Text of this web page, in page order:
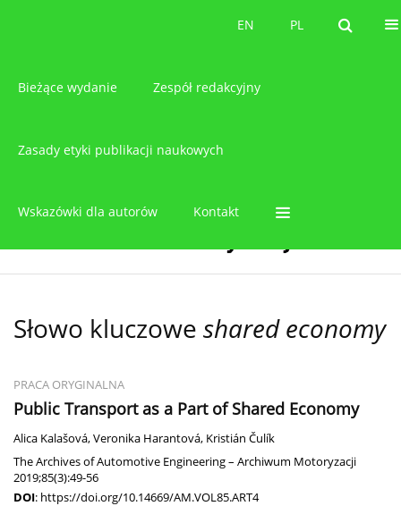
PL
EN PL
EN
Bieżące wydanie Zespół redakcyjny
Zasady etyki publikacji naukowych
Wskazówki dla autorów Kontakt
Słowo kluczowe shared economy
PRACA ORYGINALNA
Public Transport as a Part of Shared Economy
Alica Kalašová,Veronika Harantová, Kristián Čulík
The Archives of Automotive Engineering – Archiwum Motoryzacji
2019;85(3):49-56
DOI: https://doi.org/10.14669/AM.VOL85.ART4